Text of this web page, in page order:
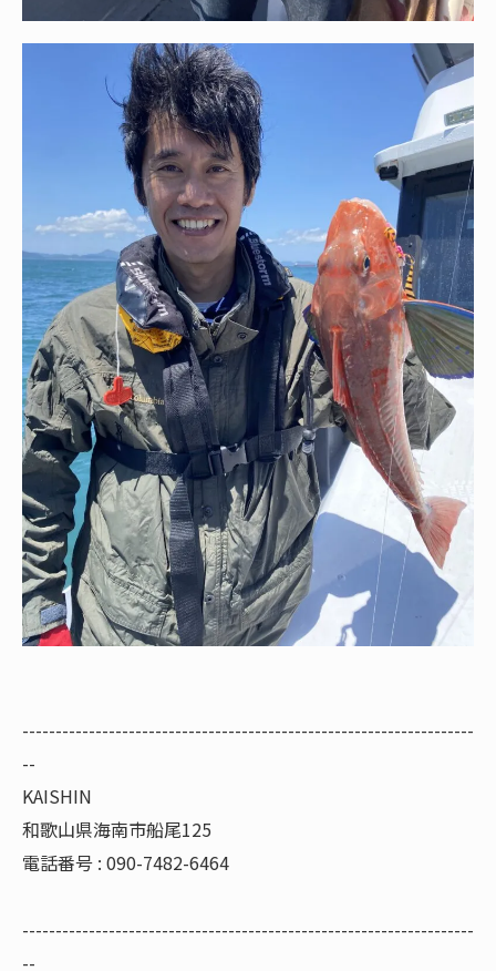
--------------------------------------------------------------------
--
KAISHIN
和歌山県海南市船尾125
電話番号 : 090-7482-6464
--------------------------------------------------------------------
--